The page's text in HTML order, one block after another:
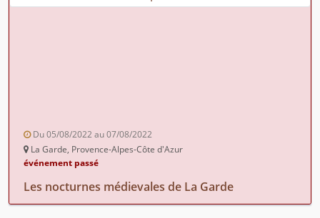
Du 05/08/2022 au 07/08/2022
La Garde, Provence-Alpes-Côte d'Azur
événement passé
Les nocturnes médievales de La Garde